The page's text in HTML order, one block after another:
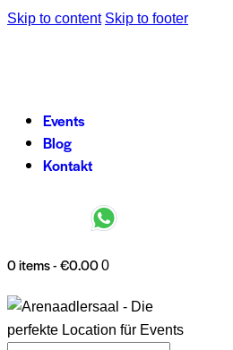
Skip to content Skip to footer
Events
Blog
Kontakt
0 items-€0.000